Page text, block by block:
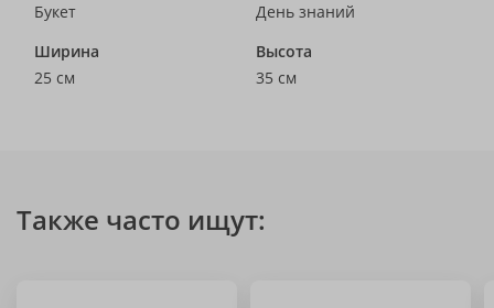
Букет
День знаний
Ширина
25 см
Высота
35 см
Также часто ищут: